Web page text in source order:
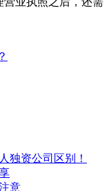
独资公司区别！
意